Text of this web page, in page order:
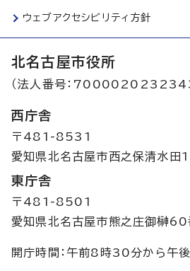
ウェブアクセシビリティ方針
北名古屋市役所
（法人番号：7000020232343
西庁舎
〒481-8531
愛知県北名古屋市西之保清水田
東庁舎
〒481-8501
愛知県北名古屋市熊之庄御榊60
開庁時間：午前8時30分から午